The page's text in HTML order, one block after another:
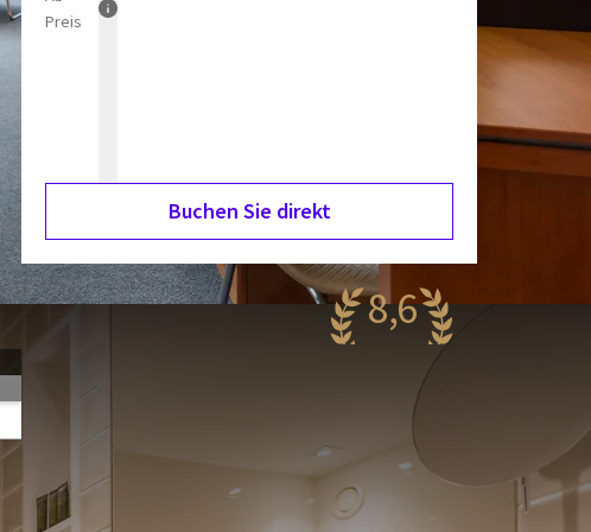
Preis
Buchen Sie direkt
8,6
Fantastisch